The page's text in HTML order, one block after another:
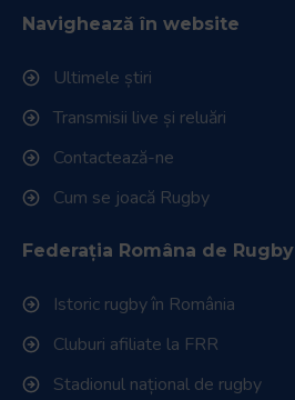
Navighează în website
Ultimele știri
Transmisii live și reluări
Contactează-ne
Cum se joacă Rugby
Federația Româna de Rugby
Istoric rugby în România
Cluburi afiliate la FRR
Stadionul național de rugby